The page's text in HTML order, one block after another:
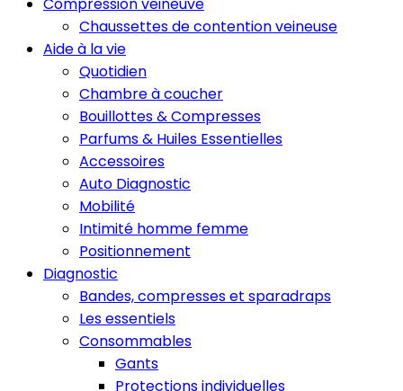
Chaussettes de contention veineuse
Aide à la vie
Quotidien
Chambre à coucher
Bouillottes & Compresses
Parfums & Huiles Essentielles
Accessoires
Auto Diagnostic
Mobilité
Intimité homme femme
Positionnement
Diagnostic
Bandes, compresses et sparadraps
Les essentiels
Consommables
Gants
Protections individuelles